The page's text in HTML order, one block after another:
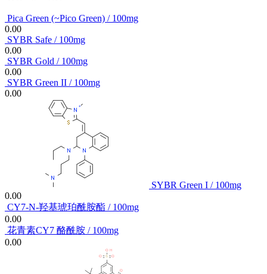
Pica Green (~Pico Green) / 100mg
0.00
SYBR Safe / 100mg
0.00
SYBR Gold / 100mg
0.00
SYBR Green II / 100mg
0.00
SYBR Green I / 100mg
0.00
CY7-N-羟基琥珀酰胺酯 / 100mg
0.00
花青素CY7 酪酰胺 / 100mg
0.00